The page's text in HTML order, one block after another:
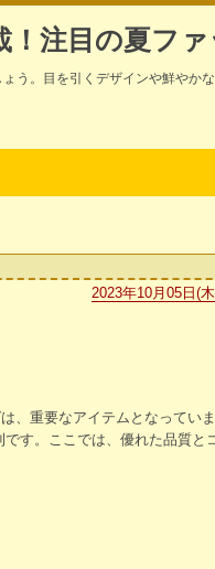
！注目の夏フ
う。目を引くデザインや鮮やか
2023年10月05日(
、重要なアイテムとなっていま
す。ここでは、優れた品質と